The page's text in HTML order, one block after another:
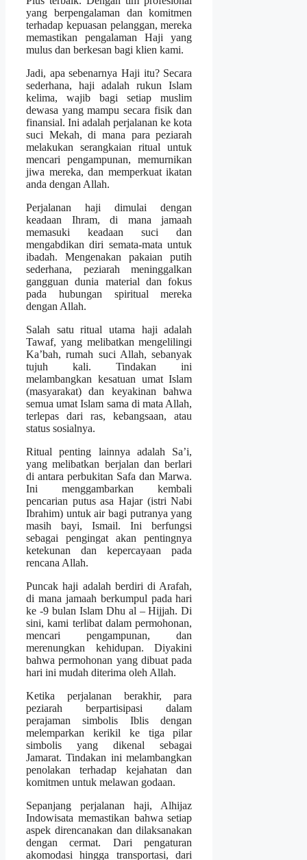
yang berpengalaman dan komitmen
terhadap kepuasan pelanggan, mereka
memastikan pengalaman Haji yang
mulus dan berkesan bagi klien kami.
Jadi, apa sebenarnya Haji itu? Secara
sederhana, haji adalah rukun Islam
kelima, wajib bagi setiap muslim
dewasa yang mampu secara fisik dan
finansial. Ini adalah perjalanan ke kota
suci Mekah, di mana para peziarah
melakukan serangkaian ritual untuk
mencari pengampunan, memurnikan
jiwa mereka, dan memperkuat ikatan
anda dengan Allah.
Perjalanan haji dimulai dengan
keadaan Ihram, di mana jamaah
memasuki keadaan suci dan
mengabdikan diri semata-mata untuk
ibadah. Mengenakan pakaian putih
sederhana, peziarah meninggalkan
gangguan dunia material dan fokus
pada hubungan spiritual mereka
dengan Allah.
Salah satu ritual utama haji adalah
Tawaf, yang melibatkan mengelilingi
Ka’bah, rumah suci Allah, sebanyak
tujuh kali. Tindakan ini
melambangkan kesatuan umat Islam
(masyarakat) dan keyakinan bahwa
semua umat Islam sama di mata Allah,
terlepas dari ras, kebangsaan, atau
status sosialnya.
Ritual penting lainnya adalah Sa’i,
yang melibatkan berjalan dan berlari
di antara perbukitan Safa dan Marwa.
Ini menggambarkan kembali
pencarian putus asa Hajar (istri Nabi
Ibrahim) untuk air bagi putranya yang
masih bayi, Ismail. Ini berfungsi
sebagai pengingat akan pentingnya
ketekunan dan kepercayaan pada
rencana Allah.
Puncak haji adalah berdiri di Arafah,
di mana jamaah berkumpul pada hari
ke -9 bulan Islam Dhu al – Hijjah. Di
sini, kami terlibat dalam permohonan,
mencari pengampunan, dan
merenungkan kehidupan. Diyakini
bahwa permohonan yang dibuat pada
hari ini mudah diterima oleh Allah.
Ketika perjalanan berakhir, para
peziarah berpartisipasi dalam
perajaman simbolis Iblis dengan
melemparkan kerikil ke tiga pilar
simbolis yang dikenal sebagai
Jamarat. Tindakan ini melambangkan
penolakan terhadap kejahatan dan
komitmen untuk melawan godaan.
Sepanjang perjalanan haji, Alhijaz
Indowisata memastikan bahwa setiap
aspek direncanakan dan dilaksanakan
dengan cermat. Dari pengaturan
akomodasi hingga transportasi, dari